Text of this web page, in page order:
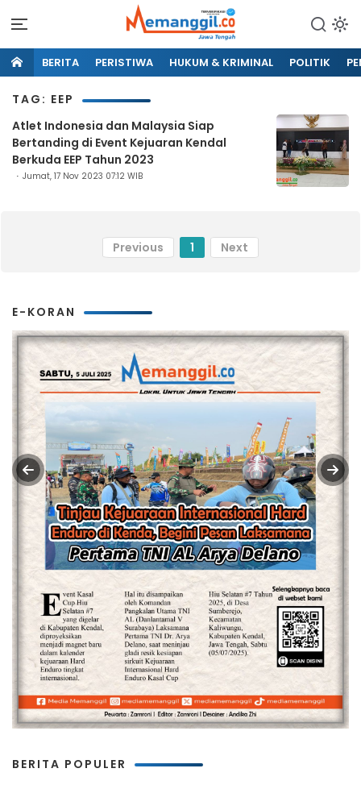
BERITA PERISTIWA HUKUM & KRIMINAL POLITIK
TAG: EEP
Atlet Indonesia dan Malaysia Siap
Bertanding di Event Kejuaran Kendal
Berkuda EEP Tahun 2023
Jumat, 17 Nov 2023 07:12 WIB
Previous 1 Next
E-KORAN
BERITA POPULER